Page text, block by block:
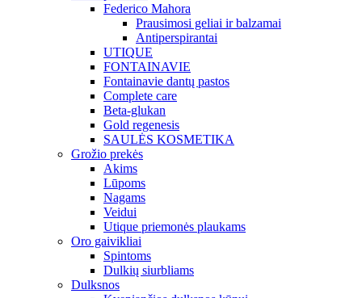
Federico Mahora
Prausimosi geliai ir balzamai
Antiperspirantai
UTIQUE
FONTAINAVIE
Fontainavie dantų pastos
Complete care
Beta-glukan
Gold regenesis
SAULĖS KOSMETIKA
Grožio prekės
Akims
Lūpoms
Nagams
Veidui
Utique priemonės plaukams
Oro gaivikliai
Spintoms
Dulkių siurbliams
Dulksnos